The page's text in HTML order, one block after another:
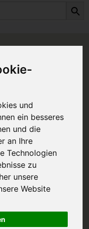
und
ein besseres
und die
an Ihre
Technologien
zu
unsere
Website